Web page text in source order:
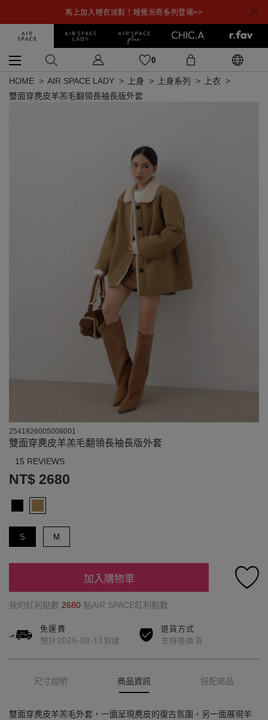
馬上加入睡衣派對！睡覺米奇系列登場>>
0
HOME AIR SPACE LADY 上身 上身系列
上衣
雙面穿麂皮羊羔毛翻領長袖長版外套
2541826005008001
雙面穿麂皮羊羔毛翻領長袖長版外套
15 REVIEWS
NT$ 2680
S M
加入購物車
我的紅利點數 2680 點AIR SPACE紅利點數
免運費
預計2026-08-13到達
退貨方式
支持退換貨
尺寸說明 商品資訊 搭配商品
雙面穿麂皮羊羔毛外套，一面呈現麂皮的復古氛圍，另一面展現羊